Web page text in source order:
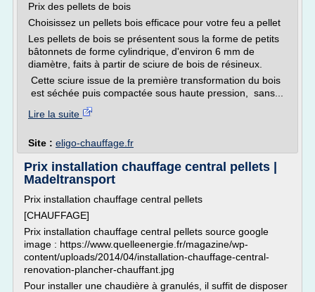
Prix des pellets de bois
Choisissez un pellets bois efficace pour votre feu a pellet
Les pellets de bois se présentent sous la forme de petits
bâtonnets de forme cylindrique, d'environ 6 mm de
diamètre, faits à partir de sciure de bois de résineux.
Cette sciure issue de la première transformation du bois
est séchée puis compactée sous haute pression, sans...
Lire la suite
Site : eligo-chauffage.fr
Prix installation chauffage central pellets |
Madeltransport
Prix installation chauffage central pellets
[CHAUFFAGE]
Prix installation chauffage central pellets source google
image : https://www.quelleenergie.fr/magazine/wp-
content/uploads/2014/04/installation-chauffage-central-
renovation-plancher-chauffant.jpg
Pour installer une chaudière à granulés, il suffit de disposer